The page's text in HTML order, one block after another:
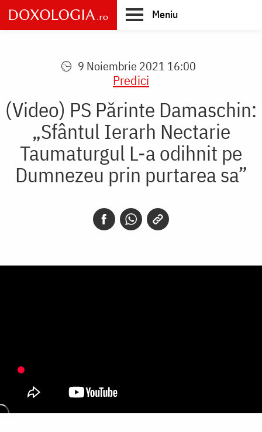
Skip
to
main
Meniu
9 Noiembrie 2021 16:00
Predici
(Video) PS Părinte Damaschin:
„Sfântul Ierarh Nectarie
Taumaturgul L-a odihnit pe
Dumnezeu prin purtarea sa”